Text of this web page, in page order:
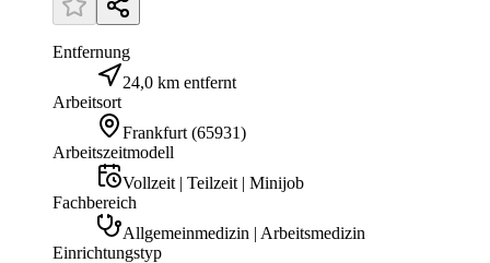
Entfernung
24,0 km entfernt
Arbeitsort
Frankfurt (65931)
Arbeitszeitmodell
Vollzeit | Teilzeit | Minijob
Fachbereich
Allgemeinmedizin | Arbeitsmedizin
Einrichtungstyp